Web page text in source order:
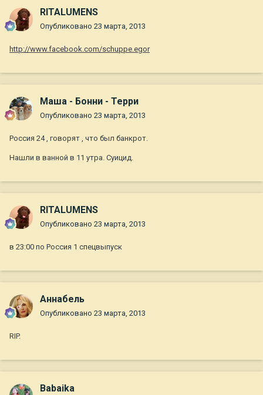
RITALUMENS
Опубликовано 23 марта, 2013
http://www.facebook.com/schuppe.egor
Маша - Бонни - Терри
Опубликовано 23 марта, 2013
Россия 24 , говорят , что был банкрот.
Нашли в ванной в 11 утра. Суицид.
RITALUMENS
Опубликовано 23 марта, 2013
в 23:00 по Россия 1 спецвыпуск
Aннaбель
Опубликовано 23 марта, 2013
RIP.
Babaika